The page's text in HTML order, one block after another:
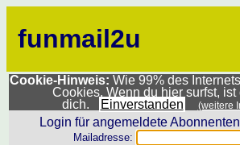
funmail2u
Cookie-Hinweis: Wie 99% des
Cookies. Wenn du hier surfst, ist
dich.
Einverstanden (weitere
Login für angemeldete
Mailadresse: